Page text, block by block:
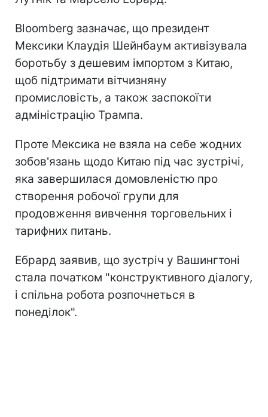
Bloomberg зазначає, що президент
Мексики Клаудія Шейнбаум активізувала
боротьбу з дешевим імпортом з Китаю,
щоб підтримати вітчизняну
промисловість, а також заспокоїти
адміністрацію Трампа.
Проте Мексика не взяла на себе жодних
зобов'язань щодо Китаю під час зустрічі,
яка завершилася домовленістю про
створення робочої групи для
продовження вивчення торговельних і
тарифних питань.
Ебрард заявив, що зустріч у Вашингтоні
стала початком "конструктивного діалогу,
і спільна робота розпочнеться в
понеділок".